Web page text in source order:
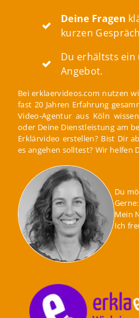
Deine Fragen
kurzen
Du erhältsts ein
Angebot.
Bei erklaervideos.com nutzen
fast 20 Jahren Erfahrung
Video-Agentur aus Köln
oder Deine Dienstleistung am
Erklärvideo erstellen? Bist Dir
es angehen solltest? Wir helfen
Du
Gerne:
Mein
Ich